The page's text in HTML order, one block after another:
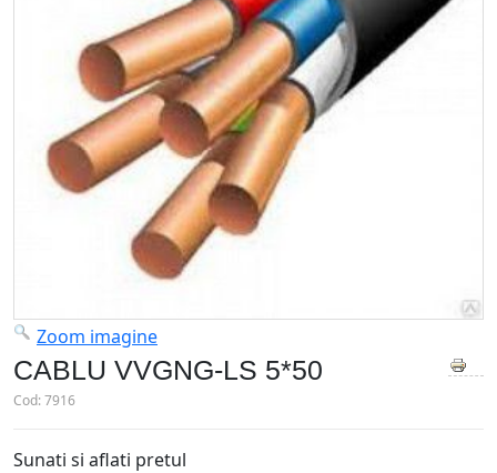
Zoom imagine
CABLU VVGNG-LS 5*50
Cod:7916
Sunati si aflati pretul